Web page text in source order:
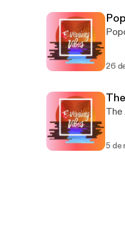
26
The
5 de